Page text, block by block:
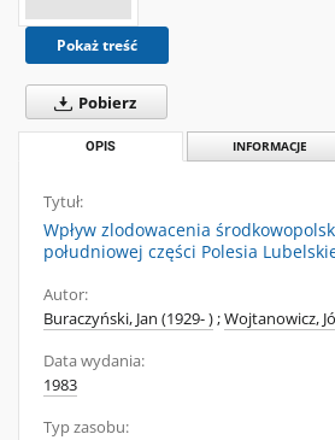
Pokaż treść
Pobierz
OPIS INFORMACJE
Tytuł:
Wpływ zlodowacenia
południowej części Polesia
Autor:
Buraczyński, Jan (1929- );Wojtanowicz,
Data wydania:
1983
Typ zasobu: